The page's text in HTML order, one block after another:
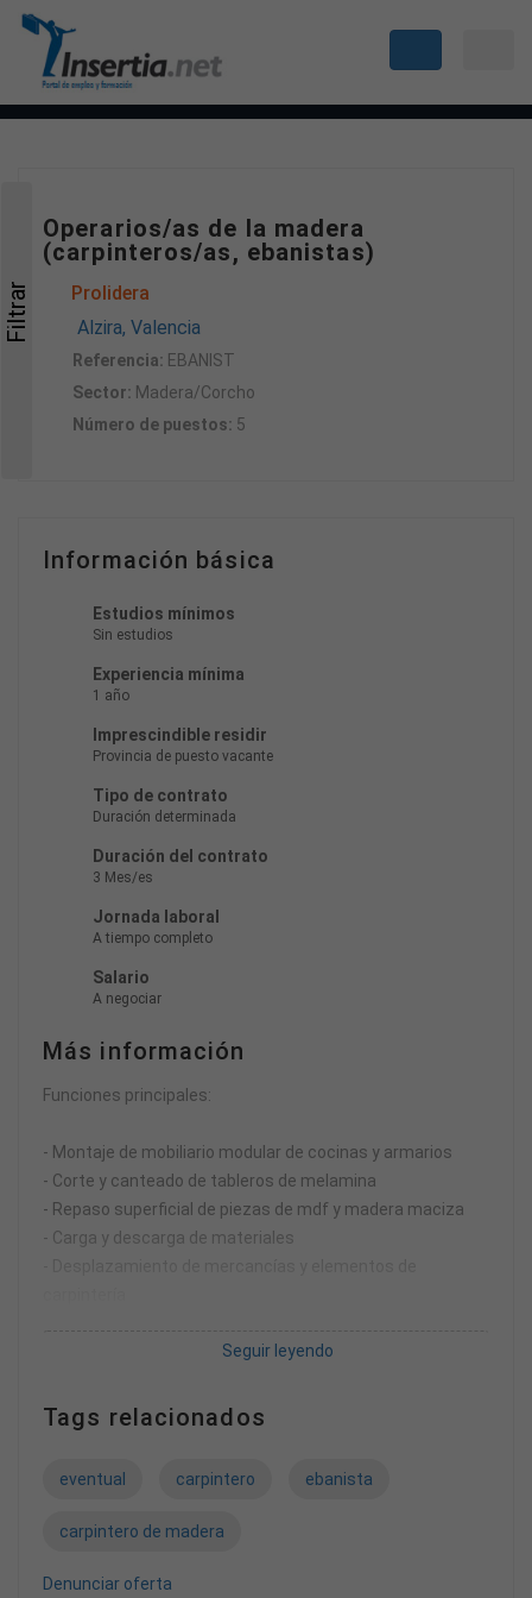
Operarios/as de la madera
(carpinteros/as, ebanistas)
Prolidera
Alzira, Valencia
Referencia: EBANIST
Sector: Madera/Corcho
Número de puestos: 5
Información básica
Estudios mínimos
Sin estudios
Experiencia mínima
1 año
Imprescindible residir
Provincia de puesto vacante
Tipo de contrato
Duración determinada
Duración del contrato
3 Mes/es
Jornada laboral
A tiempo completo
Salario
A negociar
Más información
Funciones principales:
- Montaje de mobiliario modular de cocinas y armarios
- Corte y canteado de tableros de melamina
- Repaso superficial de piezas de mdf y madera maciza
- Carga y descarga de materiales
- Uso de maquinaria de carpintería (escuadradora, sierra
- Carnet B1
Seguir leyendo
Tags relacionados
eventual carpintero ebanista
carpintero de madera
Denunciar oferta
Filtrar